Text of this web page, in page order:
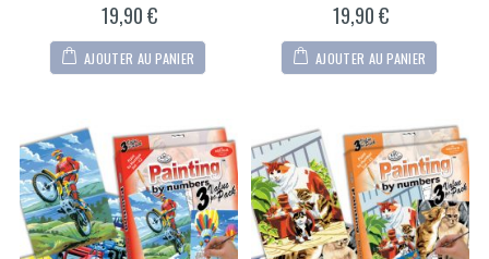
19,90€
AJOUTER AU PANIER
19,90€
AJOUTER AU PANIER
5
36,90 €
0
5
36,90